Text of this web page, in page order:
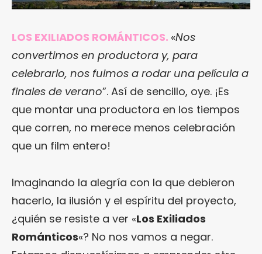
LOS EXILIADOS ROMÁNTICOS. «Nos
convertimos en productora y, para
celebrarlo, nos fuimos a rodar una película a
finales de verano”. Así de sencillo, oye. ¡Es
que montar una productora en los tiempos
que corren, no merece menos celebración
que un film entero!
Imaginando la alegría con la que debieron
hacerlo, la ilusión y el espíritu del proyecto,
¿quién se resiste a ver «Los Exiliados
Románticos«? No nos vamos a negar.